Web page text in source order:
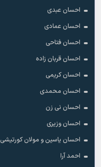
احسان عبدی
احسان عمادی
احسان فتاحی
احسان قربان زاده
احسان کریمی
احسان محمدی
احسان نی زن
احسان وزیری
احسان یاسین و مولان کورتیشی
احمد آرا